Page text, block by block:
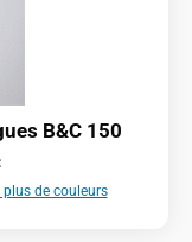
B&C 150
plus de couleurs